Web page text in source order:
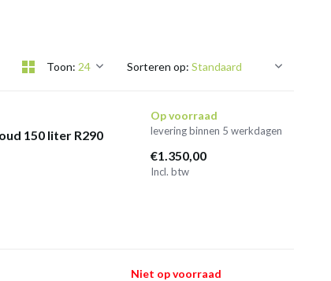
Toon: Sorteren op:
150 liter R290
Op voorraad
levering binnen 5 werkdagen
€1.350,00
Incl. btw
Niet op voorraad